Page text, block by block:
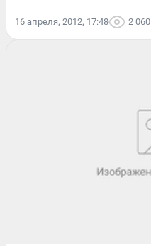
16 апреля, 2012, 17:48 2 060